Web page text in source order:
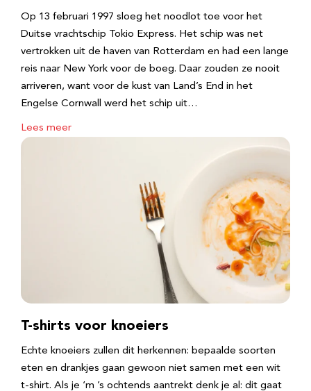
Op 13 februari 1997 sloeg het noodlot toe voor het
Duitse vrachtschip Tokio Express. Het schip was net
vertrokken uit de haven van Rotterdam en had een lange
reis naar New York voor de boeg. Daar zouden ze nooit
arriveren, want voor de kust van Land’s End in het
Engelse Cornwall werd het schip uit…
Lees meer
T-shirts voor knoeiers
Echte knoeiers zullen dit herkennen: bepaalde soorten
eten en drankjes gaan gewoon niet samen met een wit
t-shirt. Als je ‘m ’s ochtends aantrekt denk je al: dit gaat